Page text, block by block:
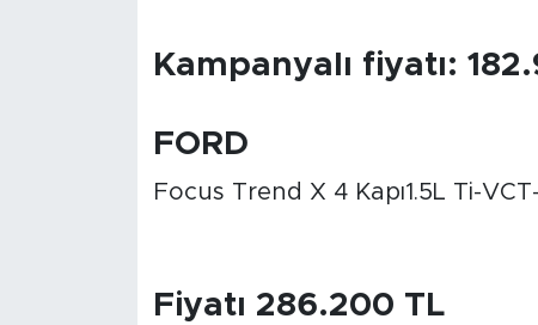
Kampanyalı fiyatı:
FORD
Focus Trend X 4 Kapı1.5L Ti-
Fiyatı 286.200 TL